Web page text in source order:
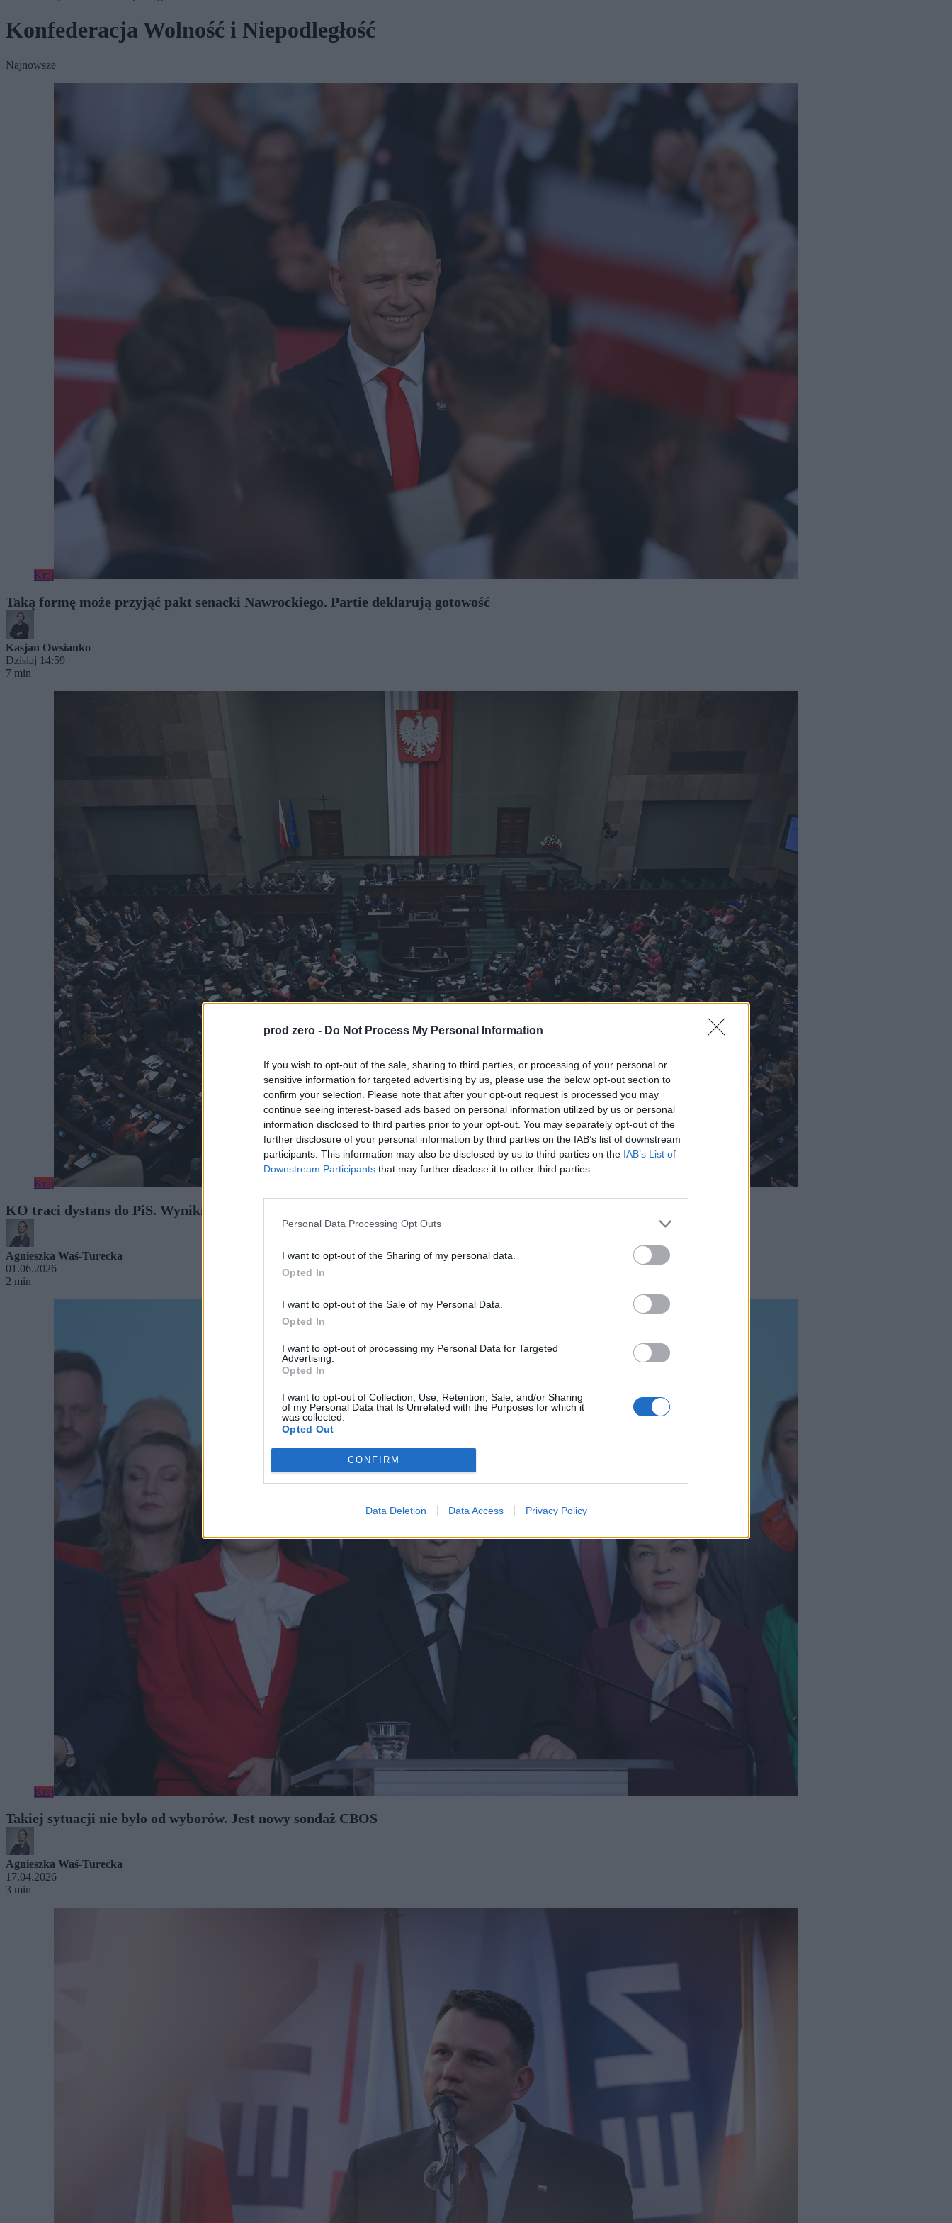
prod zero - Do Not Process My Personal Information
If you wish to opt-out of the sale, sharing to third parties, or processing of your personal or
sensitive information for targeted advertising by us, please use the below opt-out section to
confirm your selection. Please note that after your opt-out request is processed you may
continue seeing interest-based ads based on personal information utilized by us or personal
information disclosed to third parties prior to your opt-out. You may separately opt-out of the
further disclosure of your personal information by third parties on the IAB’s list of downstream
participants. This information may also be disclosed by us to third parties on the IAB’s List of
Downstream Participants that may further disclose it to other third parties.
Personal Data Processing Opt Outs
I want to opt-out of the Sharing of my personal data.
Opted In
I want to opt-out of the Sale of my Personal Data.
Opted In
I want to opt-out of processing my Personal Data for Targeted
Advertising.
Opted In
I want to opt-out of Collection, Use, Retention, Sale, and/or Sharing
of my Personal Data that Is Unrelated with the Purposes for which it
was collected.
Opted Out
CONFIRM
Data Deletion Data Access Privacy Policy
Konfederacja Wolność i Niepodległość
Najnowsze
Kraj
Taką formę może przyjąć pakt senacki Nawrockiego. Partie deklarują gotowość
Kasjan Owsianko
Dzisiaj 14:59
7 min
Kraj
KO traci dystans do PiS. Wyniki najnowszego sondażu
Agnieszka Waś-Turecka
01.06.2026
2 min
Kraj
Takiej sytuacji nie było od wyborów. Jest nowy sondaż CBOS
Agnieszka Waś-Turecka
17.04.2026
3 min